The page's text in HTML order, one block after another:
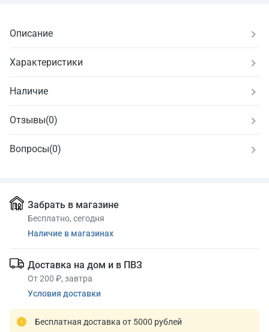
Описание
Характеристики
Наличие
Отзывы(0)
Вопросы(0)
Забрать в магазине
Бесплатно, сегодня
Наличие в магазинах
Доставка на дом и в ПВЗ
От 200 ₽, завтра
Условия доставки
Бесплатная доставка от 5000 рублей